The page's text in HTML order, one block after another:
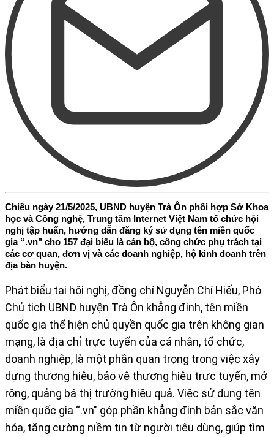
Chiều ngày 21/5/2025, UBND huyện Trà Ôn phối hợp Sở Khoa
học và Công nghệ, Trung tâm Internet Việt Nam tổ chức hội
nghị tập huấn, hướng dẫn đăng ký sử dụng tên miền quốc
gia “.vn" cho 157 đại biểu là cán bộ, công chức phụ trách tại
các cơ quan, đơn vị và các doanh nghiệp, hộ kinh doanh trên
địa bàn huyện.
Phát biểu tại hội nghị, đồng chí Nguyễn Chí Hiếu, Phó
Chủ tịch UBND huyện Trà Ôn khẳng định, tên miền
quốc gia thể hiện chủ quyền quốc gia trên không gian
mạng, là địa chỉ trực tuyến của cá nhân, tổ chức,
doanh nghiệp, là một phần quan trọng trong việc xây
dựng thương hiệu, bảo vệ thương hiệu trực tuyến, mở
rộng, quảng bá thị trường hiệu quả. Việc sử dụng tên
miền quốc gia “.vn" góp phần khẳng định bản sắc văn
hóa, tăng cường niềm tin từ người tiêu dùng, giúp tìm